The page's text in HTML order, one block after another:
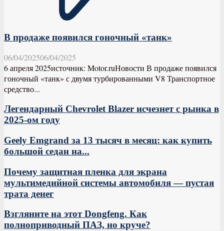
В продаже появился гоночный «танк»
06/04/202506/04/2025
6 апреля 2025источник: Motor.ruНовости В продаже появился
гоночный «танк» с двумя турбированными V8 Транспортное
средство...
Легендарный Chevrolet Blazer исчезнет с рынка в
2025-ом году
Geely Emgrand за 13 тысяч в месяц: как купить
большой седан на...
Почему защитная пленка для экрана
мультимедийной системы автомобиля — пустая
трата денег
Взгляните на этот Dongfeng. Как
полноприводный ПАЗ, но круче?